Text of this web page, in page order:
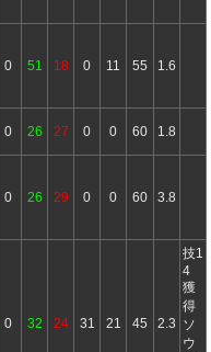
0 51 18 0 11 55 1.6
0 26 27 0 0 60 1.8
0 26 29 0 0 60 3.8
0 32 24 31 21 45 2.3
技1
4
獲
得
ソ
ウ